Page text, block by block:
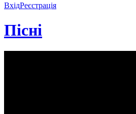
ВхідРеєстрація
Пісні